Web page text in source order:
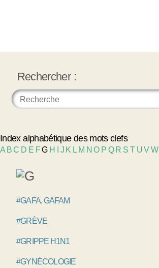
Rechercher :
Index alphabétique des mots clefs
A BC D E FG H J K L M NO P Q R S T UVW
#GAFA, GAFAM
#GRÈVE
#GRIPPE H1N1
#GYNÉCOLOGIE